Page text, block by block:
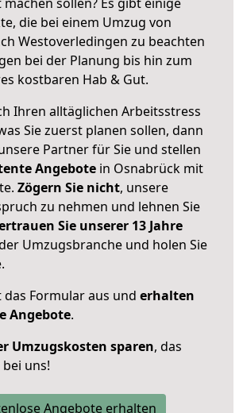
die bei einem Umzug von
Westoverledingen zu beachten
bei der Planung bis hin zum
kostbaren Hab & Gut.
Ihren alltäglichen Arbeitsstress
Sie zuerst planen sollen, dann
Partner für Sie und stellen
Angebote in Osnabrück mit
Zögern Sie nicht, unsere
zu nehmen und lehnen Sie
Sie unserer 13 Jahre
Umzugsbranche und holen Sie
das Formular aus und erhalten
Angebote.
Umzugskosten sparen, das
uns!
Angebote erhalten